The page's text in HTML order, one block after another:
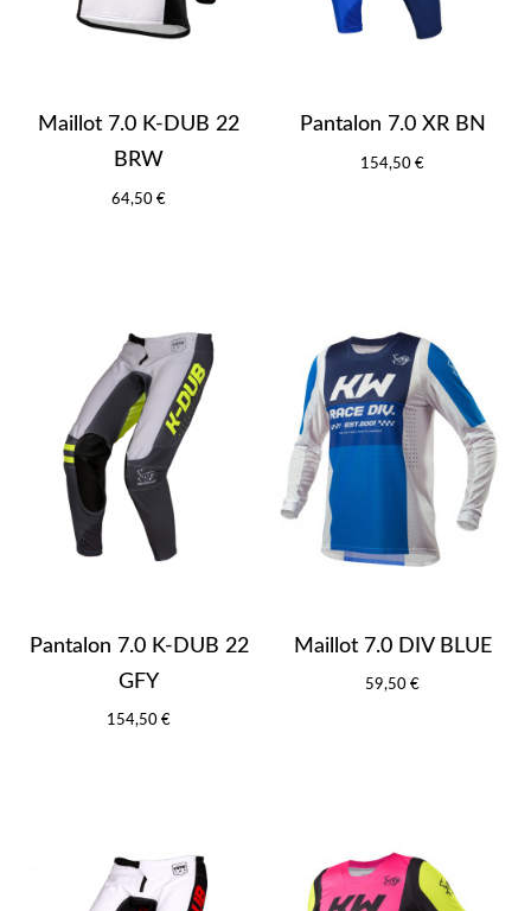
Maillot 7.0 K-DUB 22
BRW
64,50 €
Pantalon 7.0 XR BN
154,50 €
Pantalon 7.0 K-DUB 22
GFY
154,50 €
Maillot 7.0 DIV BLUE
59,50 €